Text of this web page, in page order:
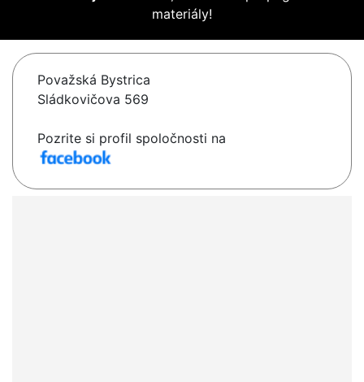
materiály!
Považská Bystrica
Sládkovičova 569
Pozrite si profil spoločnosti na